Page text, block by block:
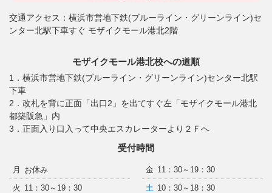
交通アクセス： 横浜市営地下鉄(ブルーライン・グリーンライン)セ
ンター北駅下車すぐ モザイクモール港北2階
モザイクモール港北校への道順
1．横浜市営地下鉄(ブルーライン・グリーンライン)センター北駅
下車
2．改札を背に正面「出口2」を出てすぐ左「モザイクモール港北
都築阪急」内
3．正面入り口入って中央エスカレーターより２Ｆへ
受付時間
月
お休み
火 11：30～19：30
金 11：30～19：30
土 10：30～18：30